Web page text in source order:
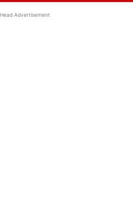
Head Advertisement